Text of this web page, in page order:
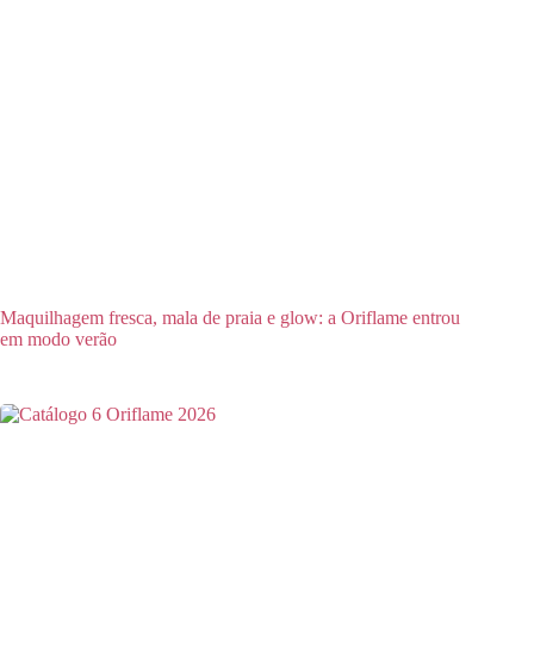
Maquilhagem fresca, mala de praia e glow: a Oriflame entrou
em modo verão